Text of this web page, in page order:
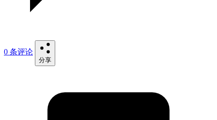
0 条评论
分享